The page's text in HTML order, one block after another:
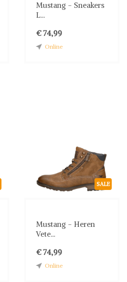
Mustang - Sneakers
L...
€ 74,99
Online
SALE
Mustang - Heren
Vete...
€ 74,99
Online